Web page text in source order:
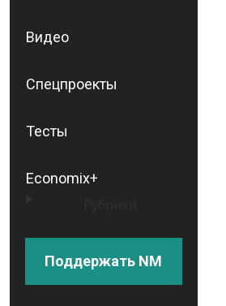
Видео
Спецпроекты
Тесты
Economix+
Поддержать NM